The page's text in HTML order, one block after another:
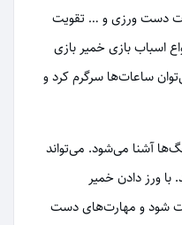
دست ورزی و … تقویت
اسباب بازی خمیر بازی
ساعات‌ها سرگرم کرد و
آشنا می‌شود. می‌تواند
ورز دادن خمیر
شود و مهارت‌های دست